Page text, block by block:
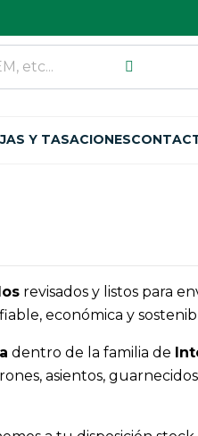
Y TASACIONES
revisados y listos para
económica y
dentro de la familia de
asientos,